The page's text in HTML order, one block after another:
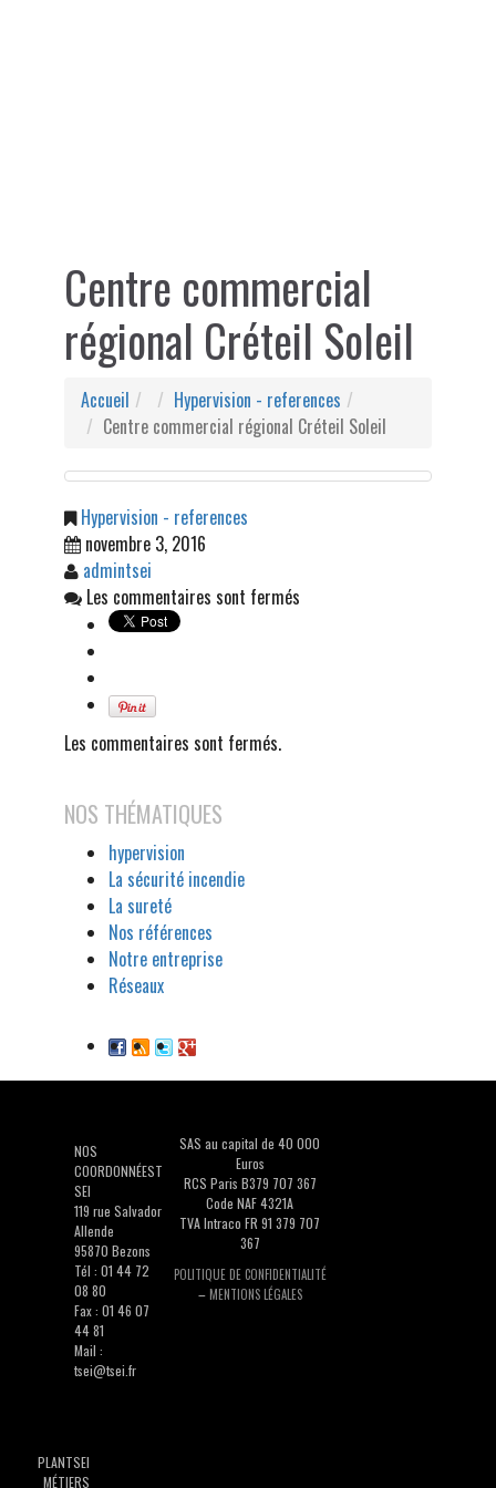
Centre commercial
régional Créteil Soleil
Accueil
Hypervision - references
Centre commercial régional Créteil Soleil
Hypervision - references
novembre 3, 2016
admintsei
Les commentaires sont fermés
Les commentaires sont fermés.
NOS THÉMATIQUES
hypervision
La sécurité incendie
La sureté
Nos références
Notre entreprise
Réseaux
NOS
COORDONNÉEST
SEI
119 rue Salvador
Allende
95870 Bezons
Tél : 01 44 72
08 80
Fax : 01 46 07
44 81
Mail :
tsei@tsei.fr
SAS au capital de 40 000
Euros
RCS Paris B379 707 367
Code NAF 4321A
TVA Intraco FR 91 379 707
367
POLITIQUE DE CONFIDENTIALITÉ
– MENTIONS LÉGALES
PLANTSEI
MÉTIERS